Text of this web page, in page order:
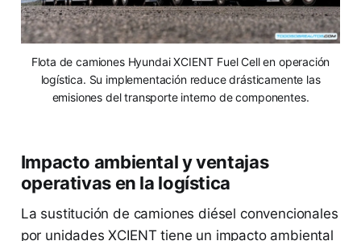
Flota de camiones Hyundai XCIENT Fuel Cell en operación
logística. Su implementación reduce drásticamente las
emisiones del transporte interno de componentes.
Impacto ambiental y ventajas
operativas en la logística
La sustitución de camiones diésel convencionales
por unidades XCIENT tiene un impacto ambiental